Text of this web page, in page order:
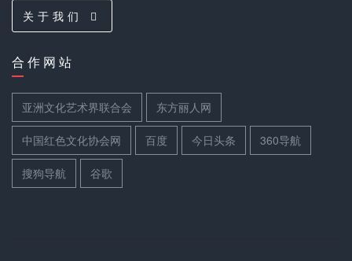
关 于 我 们
合 作 网 站
亚洲文化艺术界联合会 东方丽人网
中国红色文化协会网 百度 今日头条 360导航
搜狗导航 谷歌